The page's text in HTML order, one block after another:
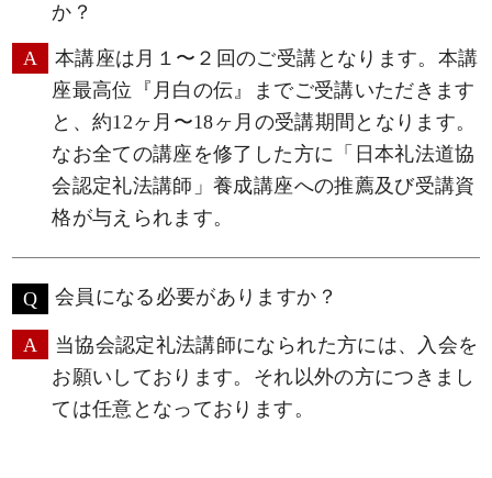
か？
本講座は月１〜２回のご受講となります。本講
座最高位『月白の伝』までご受講いただきます
と、約12ヶ月〜18ヶ月の受講期間となります。
なお全ての講座を修了した方に「日本礼法道協
会認定礼法講師」養成講座への推薦及び受講資
格が与えられます。
会員になる必要がありますか？
当協会認定礼法講師になられた方には、入会を
お願いしております。それ以外の方につきまし
ては任意となっております。